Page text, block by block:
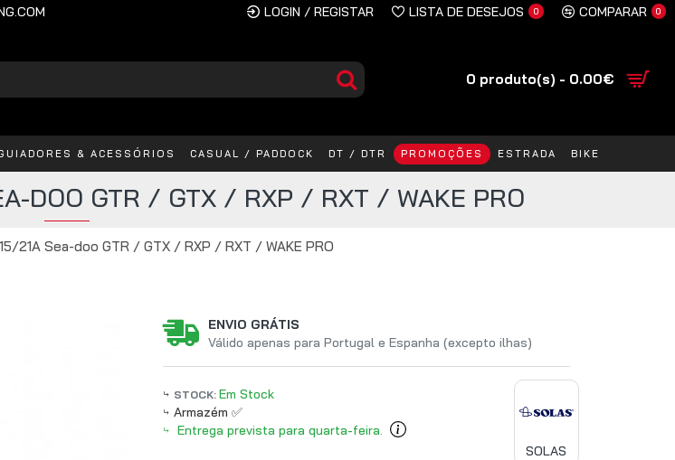
LOGIN / REGISTAR LISTA DE DESEJOS 0 COMPARAR 0
0 produto(s) - 0.00€
& ACESSÓRIOS CASUAL / PADDOCK DT / DTR PROMOÇÕES ESTRADA BIKE
21A Sea-doo GTR / GTX / RXP / RXT / WAKE PRO
DOO GTR / GTX / RXP / RXT / WAKE PRO
ENVIO GRÁTIS
Válido apenas para Portugal e Espanha (excepto ilhas)
STOCK: Em Stock
Armazém ✅
Entrega prevista para quarta-feira.
SOLAS